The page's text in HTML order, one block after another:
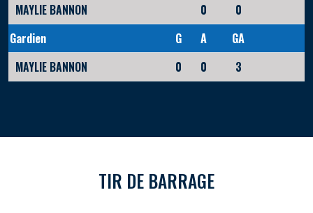
MAYLIE BANNON
0
0
Gardien
G A
GA
MAYLIE BANNON
0 0 3
TIR DE BARRAGE